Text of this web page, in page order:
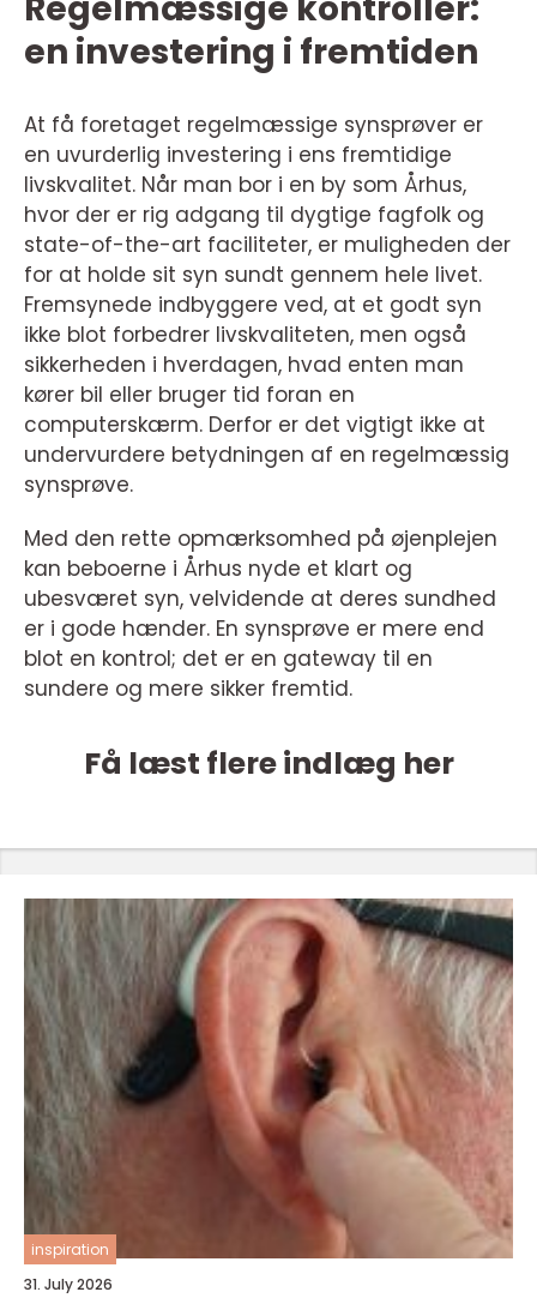
en investering i fremtiden
At få foretaget regelmæssige synsprøver er
en uvurderlig investering i ens fremtidige
livskvalitet. Når man bor i en by som Århus,
hvor der er rig adgang til dygtige fagfolk og
state-of-the-art faciliteter, er muligheden der
for at holde sit syn sundt gennem hele livet.
Fremsynede indbyggere ved, at et godt syn
ikke blot forbedrer livskvaliteten, men også
sikkerheden i hverdagen, hvad enten man
kører bil eller bruger tid foran en
computerskærm. Derfor er det vigtigt ikke at
undervurdere betydningen af en regelmæssig
synsprøve.
Med den rette opmærksomhed på øjenplejen
kan beboerne i Århus nyde et klart og
ubesværet syn, velvidende at deres sundhed
er i gode hænder. En synsprøve er mere end
blot en kontrol; det er en gateway til en
sundere og mere sikker fremtid.
Få læst flere indlæg her
inspiration
31. July 2026